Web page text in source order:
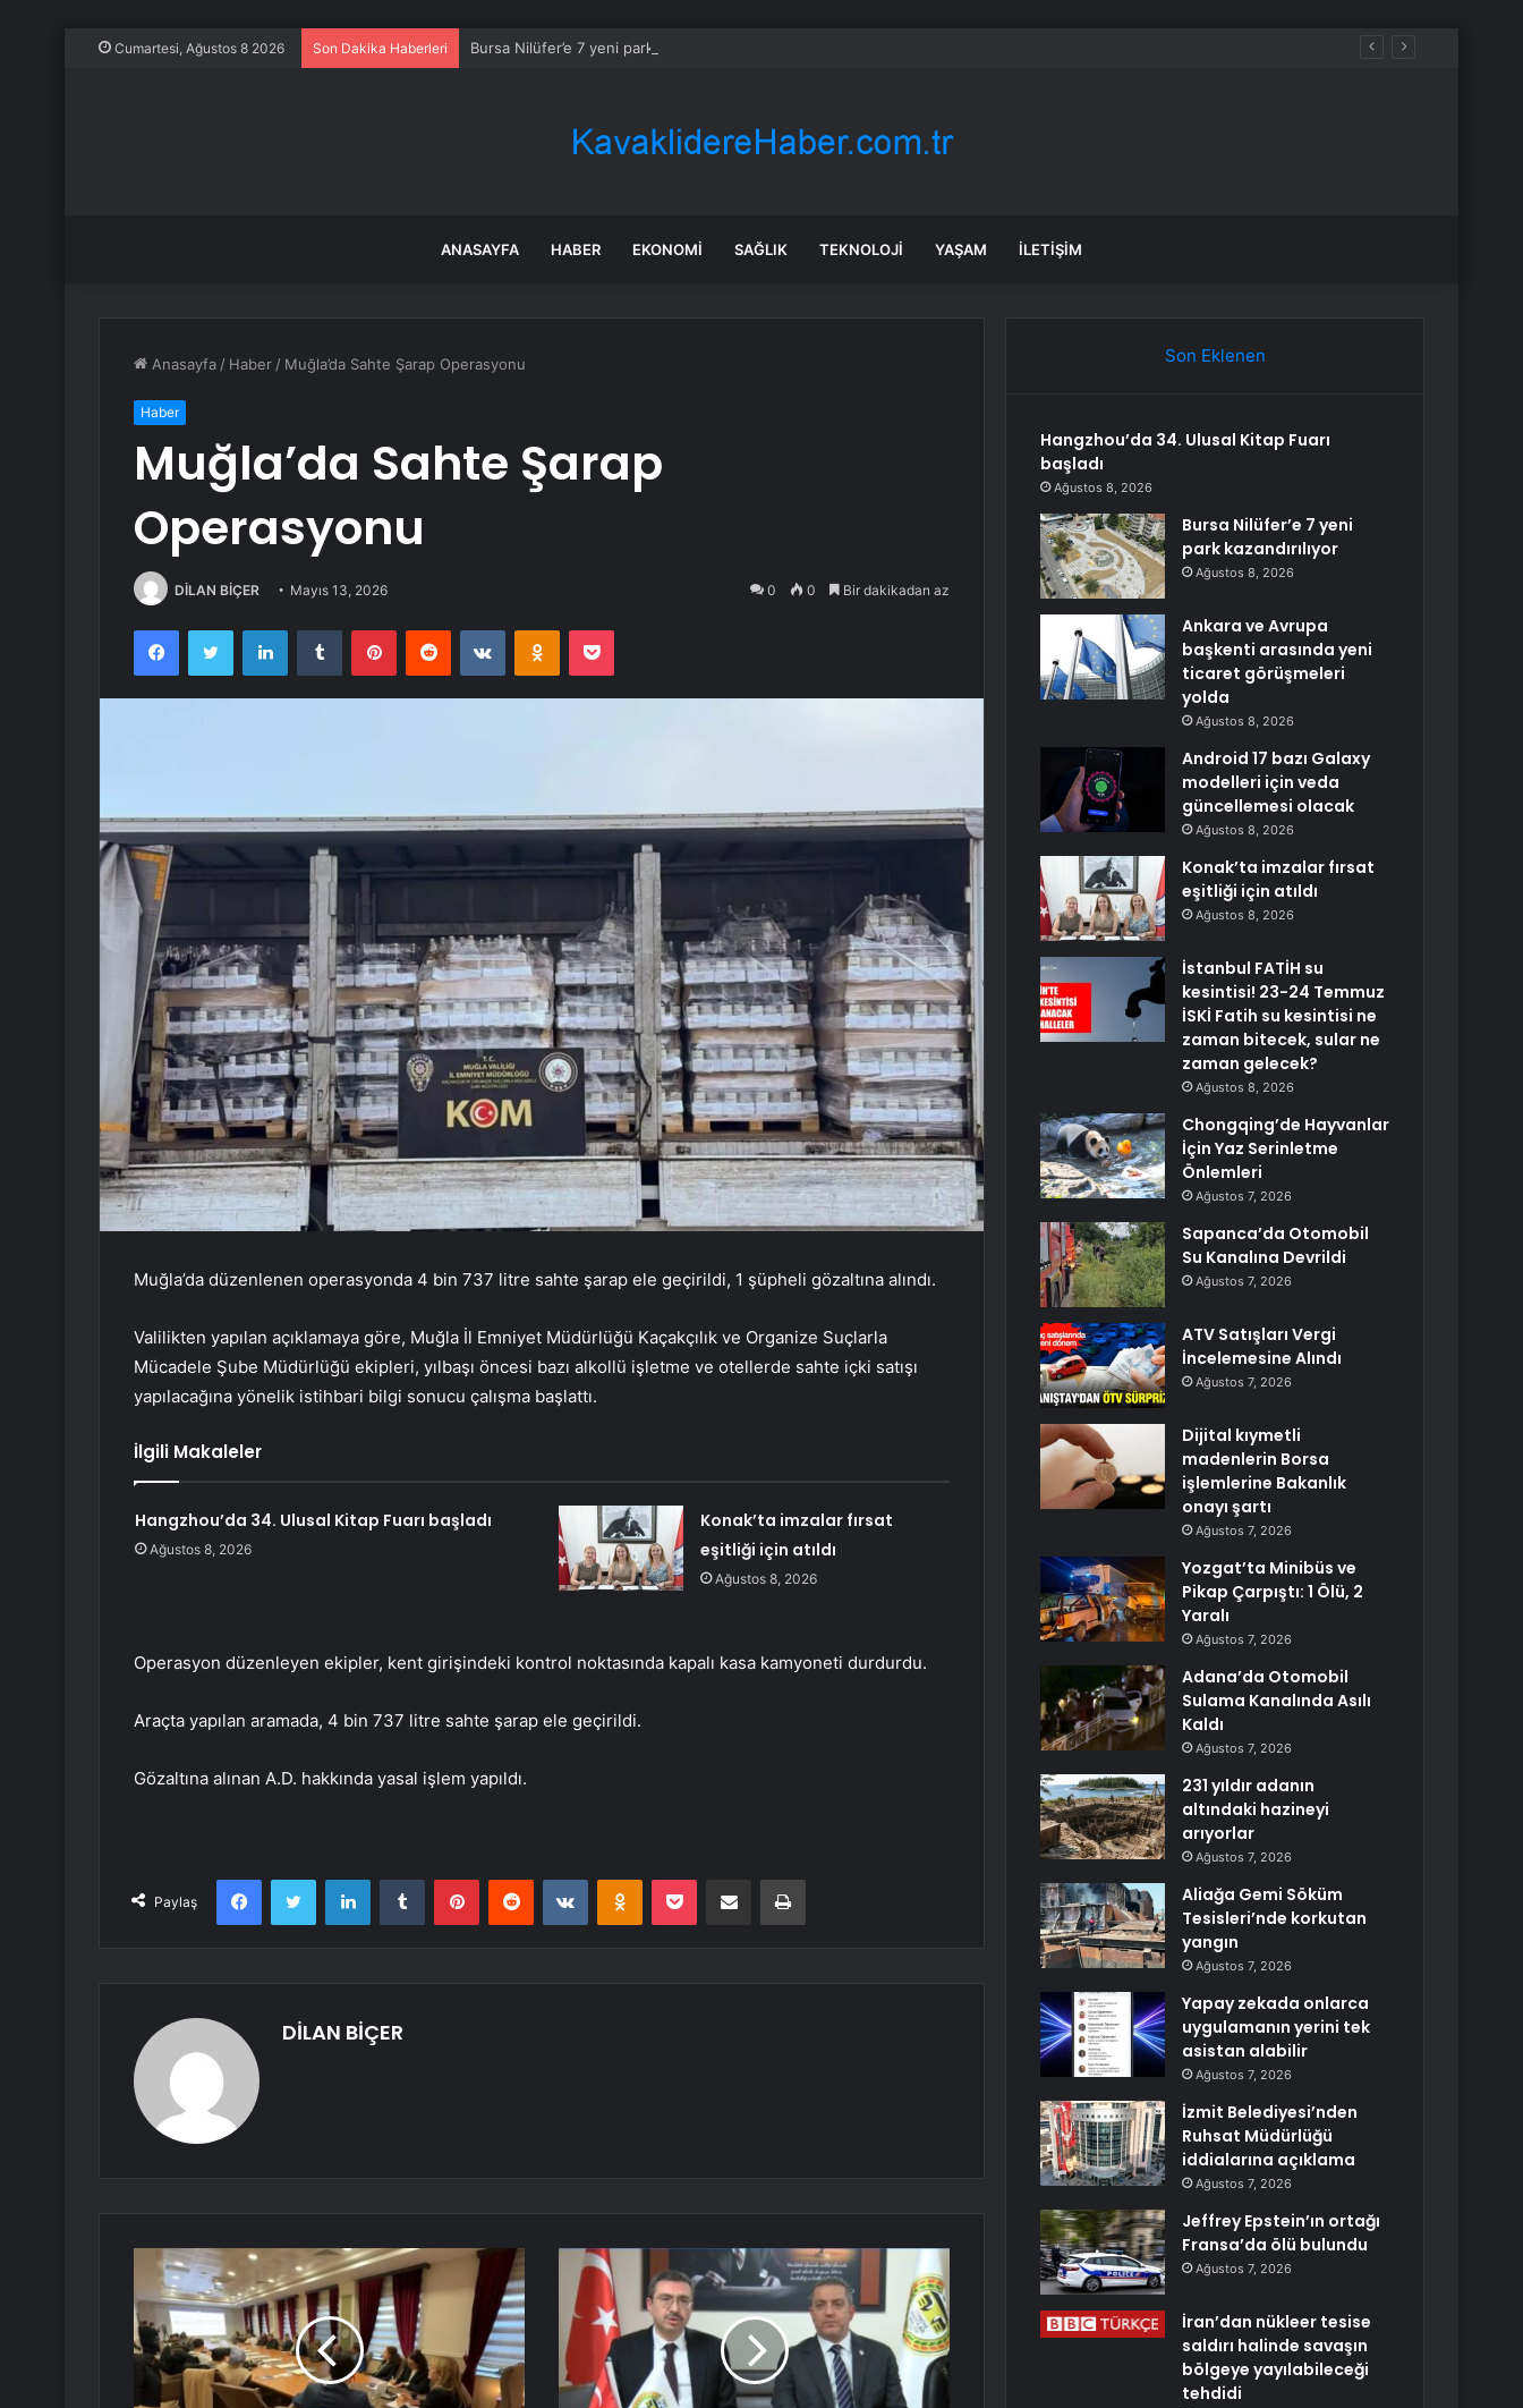
Cumartesi, Ağustos 8 2026 Son Dakika Haberleri Bursa Nilüfer’e 7 yeni park kazandırılıyor
ANASAYFA HABER EKONOMI SAĞLIK TEKNOLOJI YAŞAM İLETIŞIM
Anasayfa / Haber / Muğla’da Sahte Şarap Operasyonu
Haber
Muğla’da Sahte Şarap
Operasyonu
DİLAN BİÇER Mayıs 13, 2026 0 0 Bir dakikadan az
FacebookTwitter LinkedInTumblr PinterestReddit VKontakteOdnoklassniki
Pocket
Muğla’da düzenlenen operasyonda 4 bin 737 litre sahte şarap ele geçirildi, 1 şüpheli gözaltına alındı.
Valilikten yapılan açıklamaya göre, Muğla İl Emniyet Müdürlüğü Kaçakçılık ve Organize Suçlarla
Mücadele Şube Müdürlüğü ekipleri, yılbaşı öncesi bazı alkollü işletme ve otellerde sahte içki satışı
yapılacağına yönelik istihbari bilgi sonucu çalışma başlattı.
İlgili Makaleler
Hangzhou’da 34. Ulusal Kitap Fuarı başladı
Ağustos 8, 2026
Konak’ta imzalar fırsat
eşitliği için atıldı
Ağustos 8, 2026
Operasyon düzenleyen ekipler, kent girişindeki kontrol noktasında kapalı kasa kamyoneti durdurdu.
Araçta yapılan aramada, 4 bin 737 litre sahte şarap ele geçirildi.
Gözaltına alınan A.D. hakkında yasal işlem yapıldı.
Paylaş
FacebookTwitter LinkedInTumblr PinterestReddit VKontakteOdnoklassniki
Pocket E-Posta ile paylaş Yazdır
DİLAN BİÇER
Son Eklenen
Hangzhou’da 34. Ulusal Kitap Fuarı
başladı
Ağustos 8, 2026
Bursa Nilüfer’e 7 yeni
park kazandırılıyor
Ağustos 8, 2026
Ankara ve Avrupa
başkenti arasında yeni
ticaret görüşmeleri
yolda
Ağustos 8, 2026
Android 17 bazı Galaxy
modelleri için veda
güncellemesi olacak
Ağustos 8, 2026
Konak’ta imzalar fırsat
eşitliği için atıldı
Ağustos 8, 2026
İstanbul FATİH su
kesintisi! 23-24 Temmuz
İSKİ Fatih su kesintisi ne
zaman bitecek, sular ne
zaman gelecek?
Ağustos 8, 2026
Chongqing’de Hayvanlar
İçin Yaz Serinletme
Önlemleri
Ağustos 7, 2026
Sapanca’da Otomobil
Su Kanalına Devrildi
Ağustos 7, 2026
ATV Satışları Vergi
İncelemesine Alındı
Ağustos 7, 2026
Dijital kıymetli
madenlerin Borsa
işlemlerine Bakanlık
onayı şartı
Ağustos 7, 2026
Yozgat’ta Minibüs ve
Pikap Çarpıştı: 1 Ölü, 2
Yaralı
Ağustos 7, 2026
Adana’da Otomobil
Sulama Kanalında Asılı
Kaldı
Ağustos 7, 2026
231 yıldır adanın
altındaki hazineyi
arıyorlar
Ağustos 7, 2026
Aliağa Gemi Söküm
Tesisleri’nde korkutan
yangın
Ağustos 7, 2026
Yapay zekada onlarca
uygulamanın yerini tek
asistan alabilir
Ağustos 7, 2026
İzmit Belediyesi’nden
Ruhsat Müdürlüğü
iddialarına açıklama
Ağustos 7, 2026
Jeffrey Epstein’ın ortağı
Fransa’da ölü bulundu
Ağustos 7, 2026
İran’dan nükleer tesise
saldırı halinde savaşın
bölgeye yayılabileceği
tehdidi